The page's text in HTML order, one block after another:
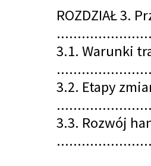
ROZDZIAŁ 3.
3.1. Warunki
3.2. Etapy
3.3. Rozwój